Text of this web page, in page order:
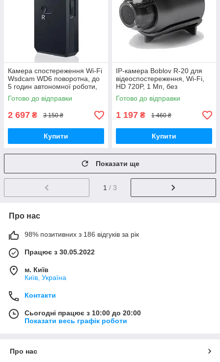
Камера спостереження Wi-Fi
Wsdcam WD6 поворотна, до
5 годин автономної роботи,
датчик, підсвічування
GoodPlace
Готово до відправки
2 697 ₴ 3 150 ₴
Купити
IP-камера Boblov R-20 для
відеоспостереження, Wi-Fi,
HD 720P, 1 Мп, без
акумулятора GoodPlace -
worry-free-shopping-
Готово до відправки
1 197 ₴ 1 460 ₴
Купити
Показати ще
1 / 3
Про нас
98% позитивних з 186 відгуків за рік
Працює з 30.05.2022
м. Київ
Київ, Україна
Контакти
Сьогодні працює з 10:00 до 20:00
Показати весь графік роботи
Про нас